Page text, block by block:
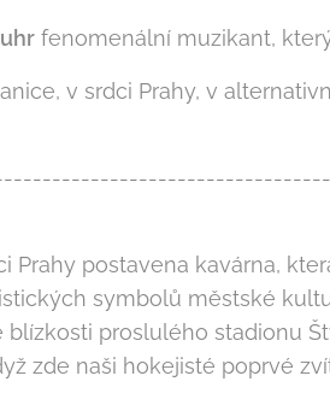
fenomenální muzikant,
v srdci Prahy, v
Prahy postavena kavárna,
symbolů městské
proslulého stadionu
zde naši hokejisté poprvé